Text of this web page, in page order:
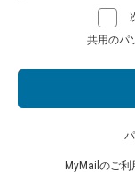
共用のパ
MyMailのご利